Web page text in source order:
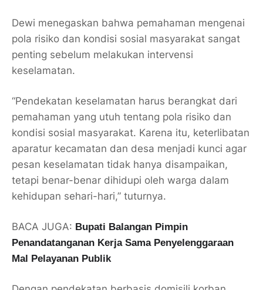
Dewi menegaskan bahwa pemahaman mengenai
pola risiko dan kondisi sosial masyarakat sangat
penting sebelum melakukan intervensi
keselamatan.
“Pendekatan keselamatan harus berangkat dari
pemahaman yang utuh tentang pola risiko dan
kondisi sosial masyarakat. Karena itu, keterlibatan
aparatur kecamatan dan desa menjadi kunci agar
pesan keselamatan tidak hanya disampaikan,
tetapi benar-benar dihidupi oleh warga dalam
kehidupan sehari-hari,” tuturnya.
BACA JUGA: Bupati Balangan Pimpin
Penandatanganan Kerja Sama Penyelenggaraan
Mal Pelayanan Publik